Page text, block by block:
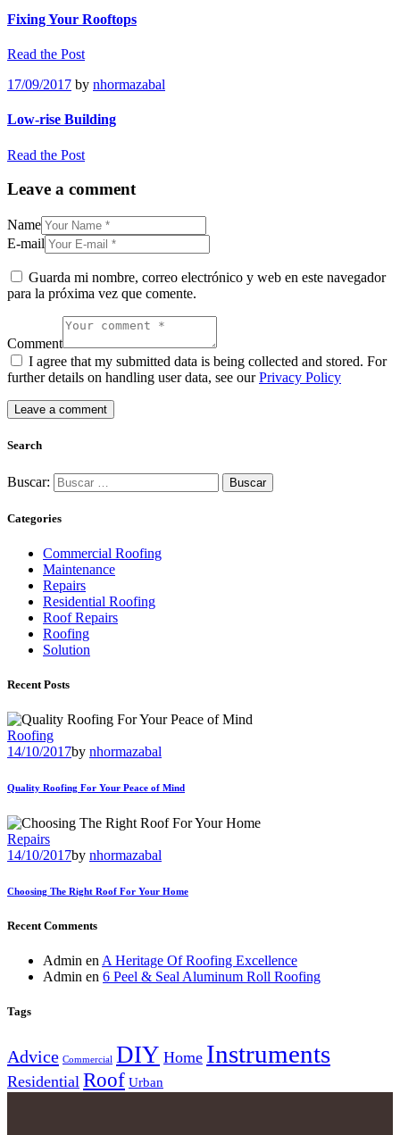
Fixing Your Rooftops
Read the Post
17/09/2017 by nhormazabal
Low-rise Building
Read the Post
Leave a comment
Name
E-mail
Guarda mi nombre, correo electrónico y web en este navegador
para la próxima vez que comente.
Comment
I agree that my submitted data is being collected and stored. For
further details on handling user data, see ourPrivacy Policy
Search
Buscar:
Categories
Commercial Roofing
Maintenance
Repairs
Residential Roofing
Roof Repairs
Roofing
Solution
Recent Posts
Roofing
14/10/2017by nhormazabal
Quality Roofing For Your Peace of Mind
Repairs
14/10/2017by nhormazabal
Choosing The Right Roof For Your Home
Recent Comments
Admin en A Heritage Of Roofing Excellence
Admin en 6 Peel & Seal Aluminum Roll Roofing
Tags
Advice Commercial DIY Home Instruments
Residential Roof Urban